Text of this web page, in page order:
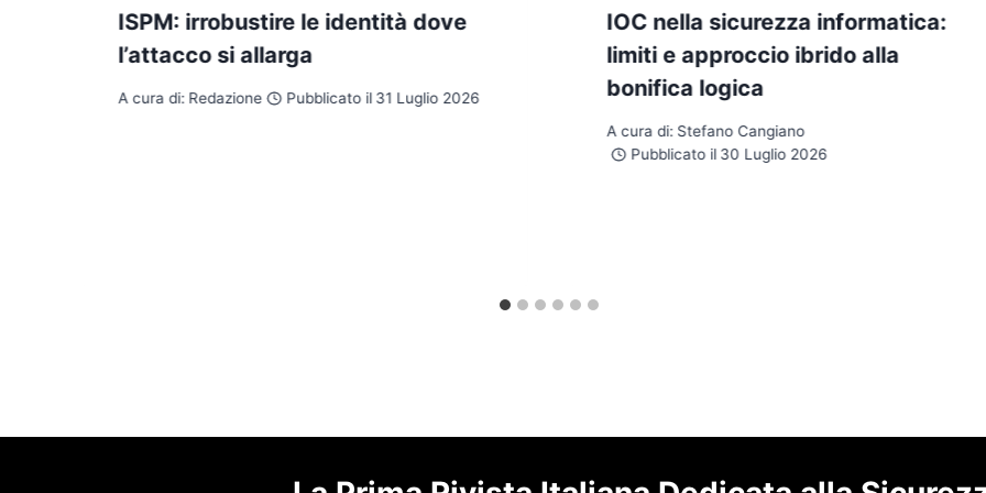
ISPM: irrobustire le identità dove
l’attacco si allarga
A cura di: Redazione Pubblicato il 31 Luglio 2026
IOC nella sicurezza informatica:
limiti e approccio ibrido alla
bonifica logica
A cura di: Stefano Cangiano
Pubblicato il 30 Luglio 2026